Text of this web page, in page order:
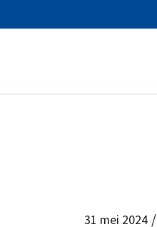
31 mei 2024 /